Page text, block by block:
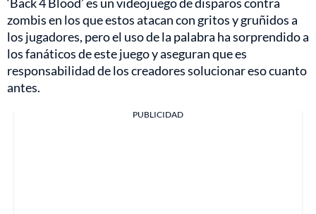
zombis en los que estos atacan con gritos y gruñidos a
los jugadores, pero el uso de la palabra ha sorprendido a
los fanáticos de este juego y aseguran que es
responsabilidad de los creadores solucionar eso cuanto
antes.
PUBLICIDAD